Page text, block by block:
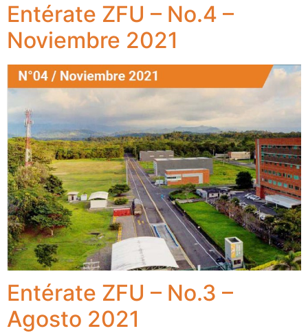
Entérate ZFU – No.4 –
Noviembre 2021
Entérate ZFU – No.3 –
Agosto 2021